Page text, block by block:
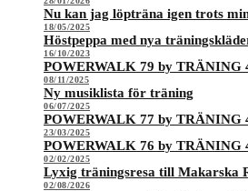
Nu kan jag löpträna igen trots
18/05/2025
Höstpeppa med nya
16/10/2023
POWERWALK 79 by TRÄNING
08/11/2025
Ny musiklista för träning
06/07/2025
POWERWALK 77 by TRÄNING
23/03/2025
POWERWALK 76 by TRÄNING
02/02/2025
Lyxig träningsresa till Makarska
02/08/2026